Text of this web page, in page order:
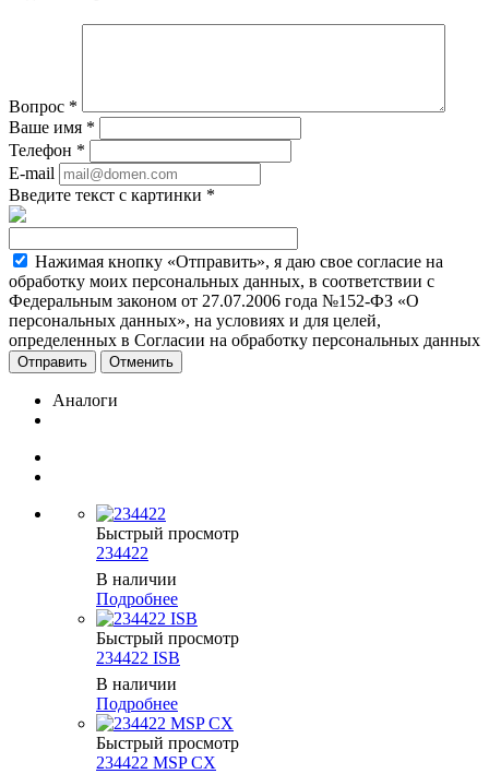
Вопрос *
Ваше имя *
Телефон *
E-mail
Введите текст с картинки *
Нажимая кнопку «Отправить», я даю свое согласие на
обработку моих персональных данных, в соответствии с
Федеральным законом от 27.07.2006 года №152-ФЗ «О
персональных данных», на условиях и для целей,
определенных в Согласии на обработку персональных данных
Отменить
Аналоги
Быстрый просмотр
234422
В наличии
Подробнее
Быстрый просмотр
234422 ISB
В наличии
Подробнее
Быстрый просмотр
234422 MSP CX